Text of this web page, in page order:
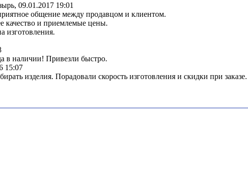
, 09.01.2017 19:01
общение между продавцом и клиентом.
качество и приемлемые цены.
изготовления.
в наличии! Привезли быстро.
15:07
изделия. Порадовали скорость изготовления и скидки при заказе.